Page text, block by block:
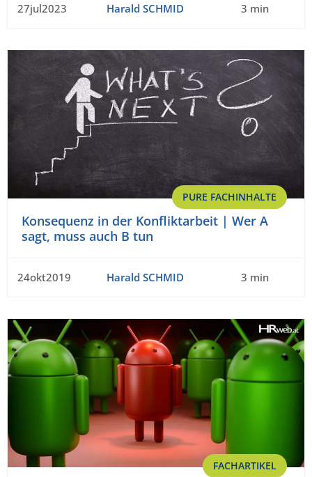
27jul2023 Harald SCHMID 3 min
PURE FACHINHALTE
Konsequenz in der Konfliktarbeit | Wer A
sagt, muss auch B tun
24okt2019 Harald SCHMID 3 min
FACHARTIKEL